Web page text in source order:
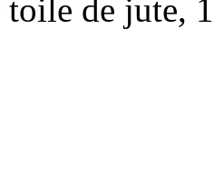
de jute,